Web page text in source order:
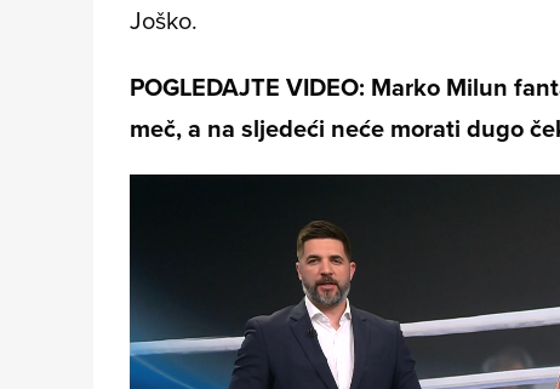
Joško.
POGLEDAJTE VIDEO: Marko Milun
meč, a na sljedeći neće morati dugo